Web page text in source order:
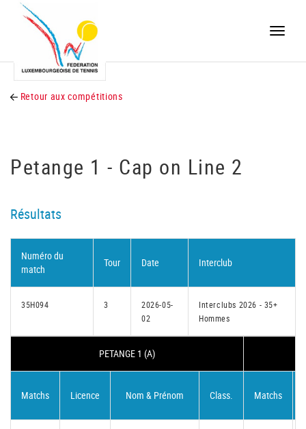
Toggle
Retour aux compétitions
Petange 1 - Cap on Line 2
Résultats
Numéro du
match
Tour Date Interclub
35H094 3
2026-05-
02
Interclubs 2026 - 35+
Hommes
PETANGE 1 (A)
Matchs Licence Nom & Prénom Class. Matchs